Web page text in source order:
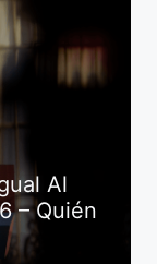
Al
– Quién